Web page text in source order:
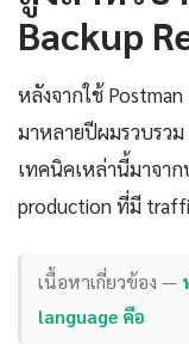
Backup
หลังจากใช้
มาหลายปีผมรวบรว
เทคนิคเหล่านี้มาจา
production ที่มี
เนื้อหาเกี่ยวข้อง —
language คือ